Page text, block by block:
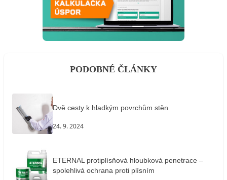
PODOBNÉ ČLÁNKY
Dvě cesty k hladkým povrchům stěn
24. 9. 2024
ETERNAL protiplísňová hloubková penetrace –
spolehlivá ochrana proti plísním